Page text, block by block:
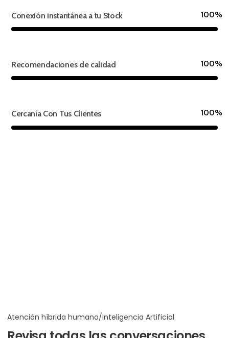
Conexión instantánea a tu Stock 100%
Recomendaciones de calidad 100%
Cercanía Con Tus Clientes 100%
Atención híbrida humano/Inteligencia Artificial